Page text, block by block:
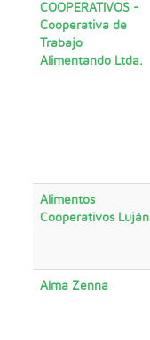
COOPERATIVOS -
Cooperativa de
Trabajo
Alimentando Ltda.
Alimentos
Cooperativos Luján
Alma Zenna